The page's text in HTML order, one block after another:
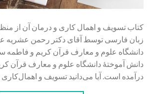
کتاب تسویف و اهمال کاری و درمان آن از
زبان فارسی توسط آقای دکتر رحمن عشریه
دانشگاه علوم و معارف قرآن کریم و فاطمه
دانش آموختۀ دانشگاه علوم و معارف قرآن
درآمده است. آیا می‌دانید تسويف و اهمال‌کاری